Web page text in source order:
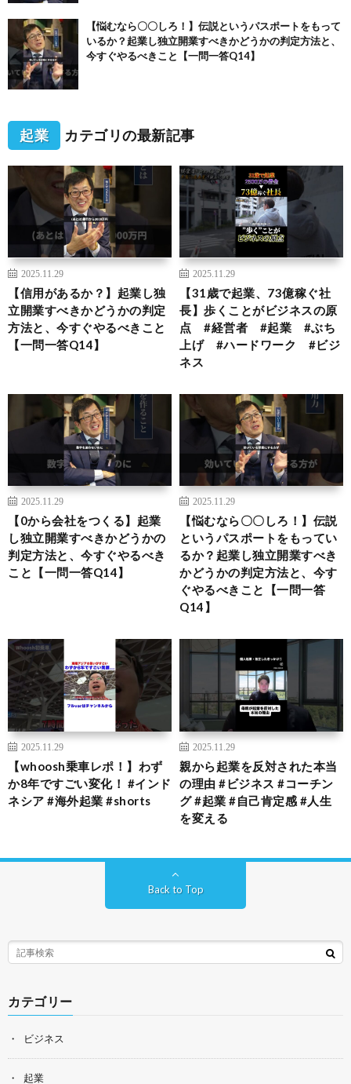
【悩むなら〇〇しろ！】伝説というパスポートをもって
いるか？起業し独立開業すべきかどうかの判定方法と、
今すぐやるべきこと【一問一答Q14】
起業 カテゴリの最新記事
2025.11.29
【信用があるか？】起業し独
立開業すべきかどうかの判定
方法と、今すぐやるべきこと
【一問一答Q14】
2025.11.29
【31歳で起業、73億稼ぐ社
長】歩くことがビジネスの原
点 #経営者 #起業 #ぶち
上げ #ハードワーク #ビジ
ネス
2025.11.29
【0から会社をつくる】起業
し独立開業すべきかどうかの
判定方法と、今すぐやるべき
こと【一問一答Q14】
2025.11.29
【悩むなら〇〇しろ！】伝説
というパスポートをもってい
るか？起業し独立開業すべき
かどうかの判定方法と、今す
ぐやるべきこと【一問一答
Q14】
2025.11.29
【whoosh乗車レポ！】わず
か8年ですごい変化！ #インド
ネシア #海外起業 #shorts
2025.11.29
親から起業を反対された本当
の理由 #ビジネス #コーチン
グ #起業 #自己肯定感 #人生
を変える
Back to Top
カテゴリー
ビジネス
起業